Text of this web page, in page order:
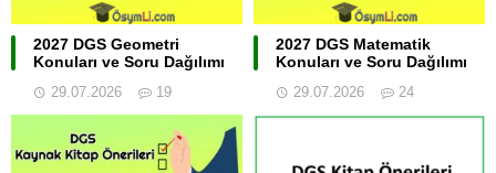
2027 DGS Geometri
Konuları ve Soru Dağılımı
29.07.2026 19
2027 DGS Matematik
Konuları ve Soru Dağılımı
29.07.2026 24